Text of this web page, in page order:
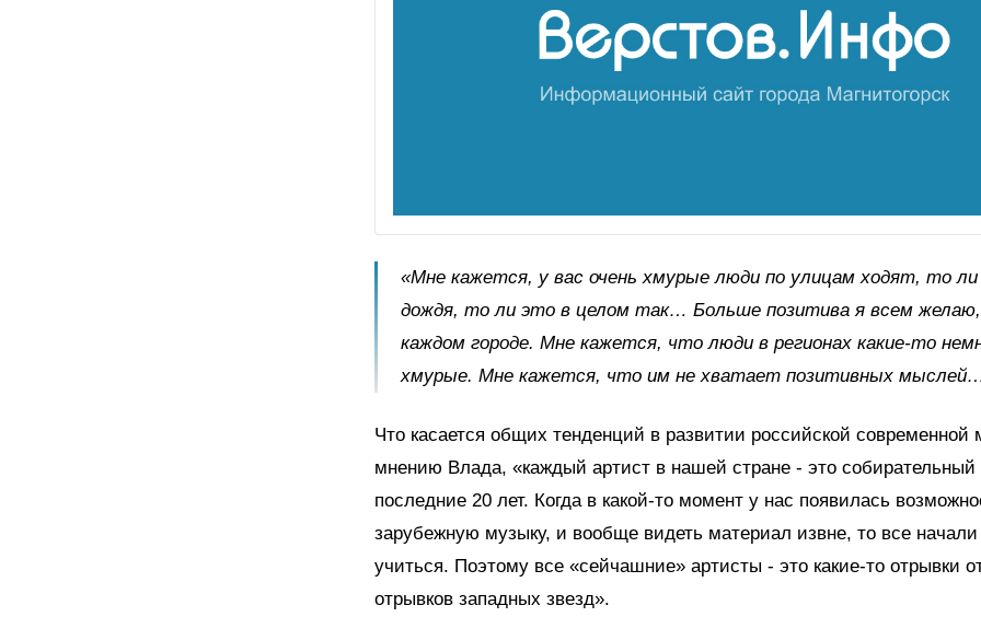
«Мне кажется, у вас очень хмурые люди по улицам ходят, то ли
дождя, то ли это в целом так… Больше позитива я всем
каждом городе. Мне кажется, что люди в регионах какие-то
хмурые. Мне кажется, что им не хватает позитивных
Что касается общих тенденций в развитии российской современной
мнению Влада, «каждый артист в нашей стране - это собирательный
последние 20 лет. Когда в какой-то момент у нас появилась
зарубежную музыку, и вообще видеть материал извне, то все начали
учиться. Поэтому все «сейчашние» артисты - это какие-то отрывки
отрывков западных звезд».